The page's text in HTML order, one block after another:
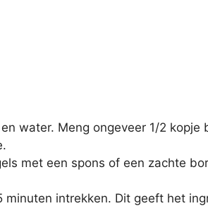
water. Meng ongeveer 1/2 kopje
met een spons of een zachte
minuten intrekken. Dit geeft het